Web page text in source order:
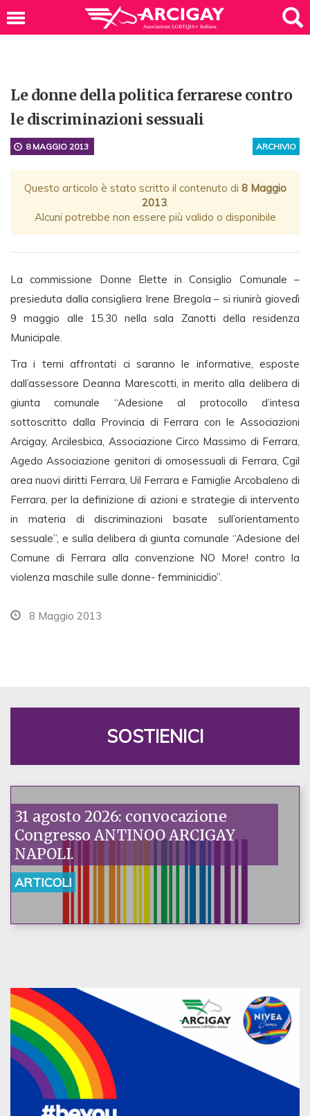
Le donne della politica ferrarese contro
le discriminazioni sessuali
ARCHIVIO
8 MAGGIO 2013
Questo articolo è stato scritto il contenuto di 8 Maggio
2013.
Alcuni potrebbe non essere più valido o disponibile
La commissione Donne Elette in Consiglio Comunale –
presieduta dalla consigliera Irene Bregola – si riunirà giovedì
9 maggio alle 15.30 nella sala Zanotti della residenza
Municipale.
Tra i temi affrontati ci saranno le informative, esposte
dall’assessore Deanna Marescotti, in merito alla delibera di
giunta comunale “Adesione al protocollo d’intesa
sottoscritto dalla Provincia di Ferrara con le Associazioni
Arcigay, Arcilesbica, Associazione Circo Massimo di Ferrara,
Agedo Associazione genitori di omosessuali di Ferrara, Cgil
area nuovi diritti Ferrara, Uil Ferrara e Famiglie Arcobaleno di
Ferrara, per la definizione di azioni e strategie di intervento
in materia di discriminazioni basate sull’orientamento
sessuale”, e sulla delibera di giunta comunale “Adesione del
Comune di Ferrara alla convenzione NO More! contro la
violenza maschile sulle donne- femminicidio”.
8 Maggio 2013
SOSTIENICI
31 agosto 2026: convocazione
Congresso ANTINOO ARCIGAY
NAPOLI.
ARTICOLI